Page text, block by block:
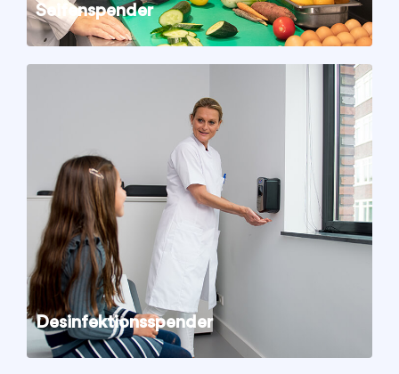
Seifenspender
Desinfektionsspender